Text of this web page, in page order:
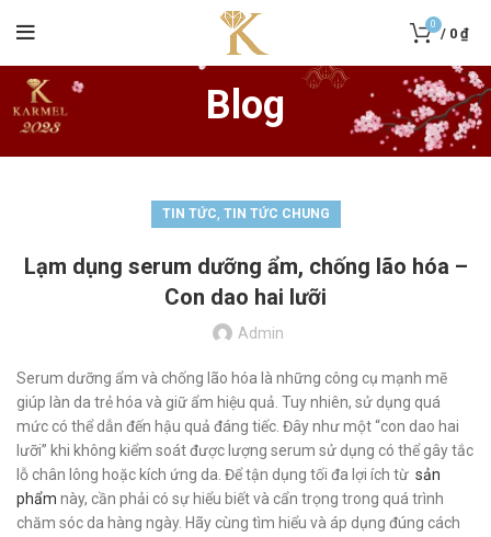
0
/ 0 ₫
Blog
TIN TỨC, TIN TỨC CHUNG
Lạm dụng serum dưỡng ẩm, chống lão hóa –
Con dao hai lưỡi
Admin
Serum dưỡng ẩm và chống lão hóa là những công cụ mạnh mẽ
giúp làn da trẻ hóa và giữ ẩm hiệu quả. Tuy nhiên, sử dụng quá
mức có thể dẫn đến hậu quả đáng tiếc. Đây như một “con dao hai
lưỡi” khi không kiểm soát được lượng serum sử dụng có thể gây tắc
lỗ chân lông hoặc kích ứng da. Để tận dụng tối đa lợi ích từ sản
phẩm này, cần phải có sự hiểu biết và cẩn trọng trong quá trình
chăm sóc da hàng ngày. Hãy cùng tìm hiểu và áp dụng đúng cách